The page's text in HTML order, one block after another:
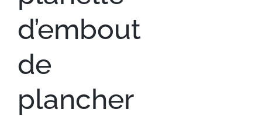
d’embout
de
plancher